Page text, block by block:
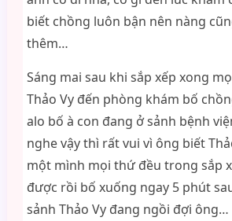
biết chồng luôn bận nên nàng
thêm…
Sáng mai sau khi sắp xếp xong
Thảo Vy đến phòng khám bố
alo bố à con đang ở sảnh bệnh
nghe vậy thì rất vui vì ông biết
một mình mọi thứ đều trong sắp
được rồi bố xuống ngay 5 phút
sảnh Thảo Vy đang ngồi đợi ông…